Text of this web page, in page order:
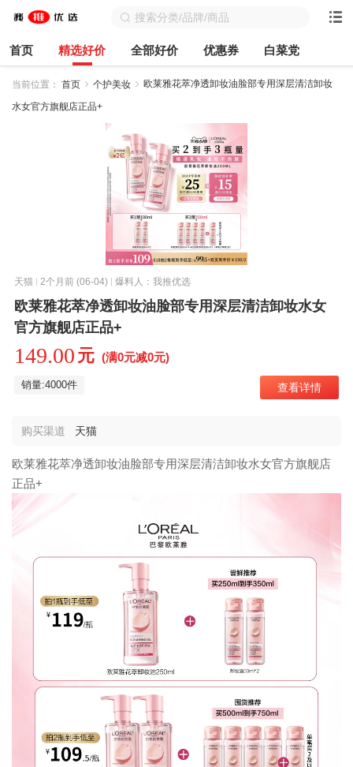
首页 精选好价 全部好价 优惠券 白菜党
当前位置： 首页 个护美妆 欧莱雅花萃净透卸妆油脸部专用深层清洁卸妆
水女官方旗舰店正品+
天猫 2个月前 (06-04) 爆料人：我推优选
欧莱雅花萃净透卸妆油脸部专用深层清洁卸妆水女
官方旗舰店正品+
149.00 元 (满0元减0元)
销量:4000件 查看详情
购买渠道 天猫
欧莱雅花萃净透卸妆油脸部专用深层清洁卸妆水女官方旗舰店
正品+